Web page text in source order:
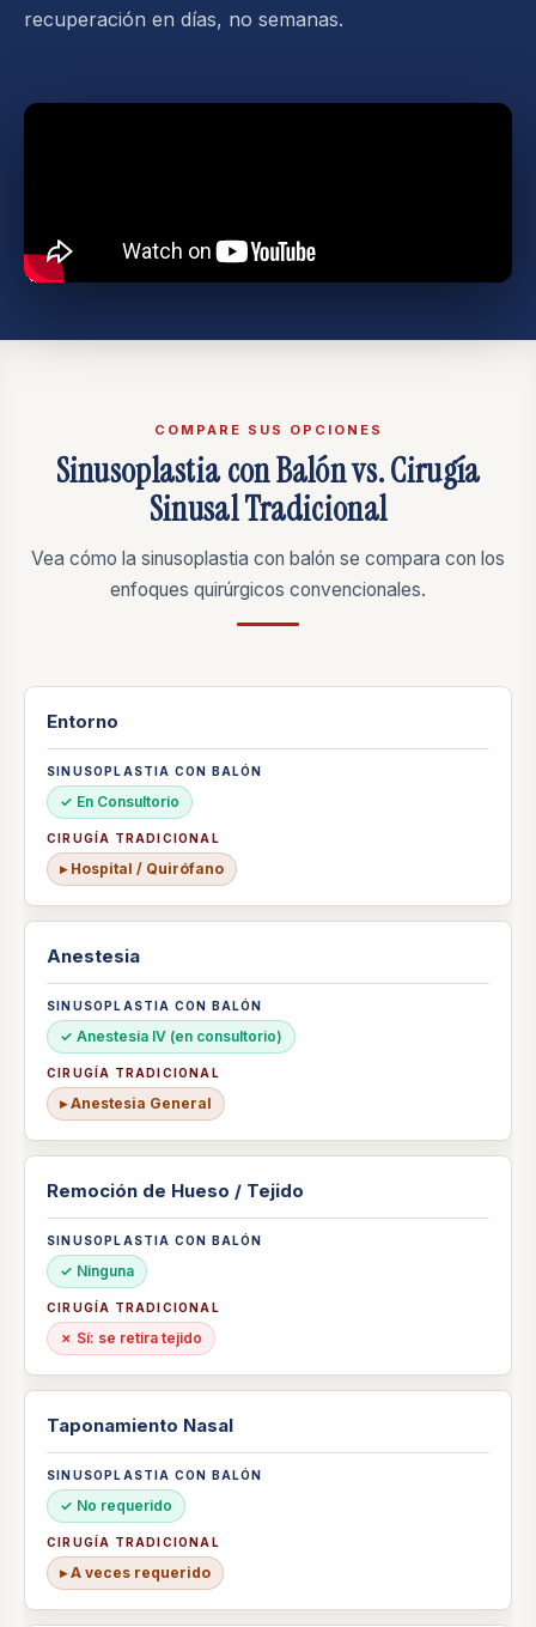
recuperación en días, no semanas.
COMPARE SUS OPCIONES
Sinusoplastia con Balón vs. Cirugía
Sinusal Tradicional
Vea cómo la sinusoplastia con balón se compara con los
enfoques quirúrgicos convencionales.
Entorno
✓ En Consultorio
▸ Hospital / Quirófano
Anestesia
✓ Anestesia IV (en consultorio)
▸ Anestesia General
Remoción de Hueso / Tejido
✓ Ninguna
✗ Sí: se retira tejido
Taponamiento Nasal
✓ No requerido
▸ A veces requerido